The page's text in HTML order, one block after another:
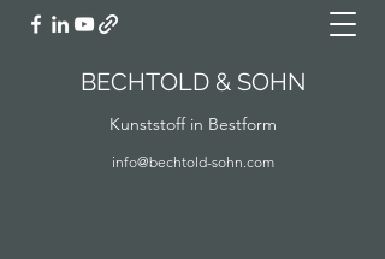
BECHTOLD & SOHN
Kunststoff in Bestform
info@bechtold-sohn.com